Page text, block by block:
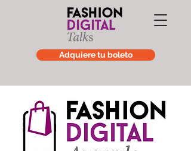
Adquiere tu boleto